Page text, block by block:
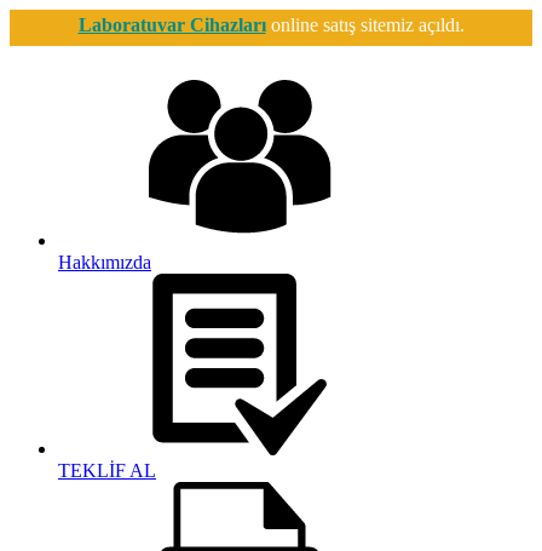
Laboratuvar Cihazlarıonline satış sitemiz açıldı.
Hakkımızda
TEKLİF AL